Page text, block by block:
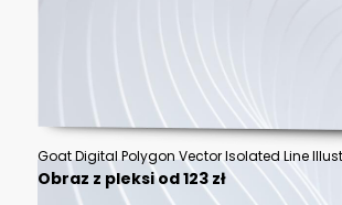
Obraz z pleksi od 123 zł